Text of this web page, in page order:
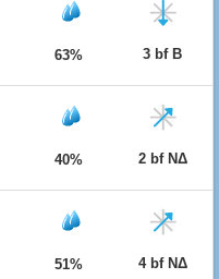
63% 3 bf Β
40% 2 bf ΝΔ
51% 4 bf ΝΔ